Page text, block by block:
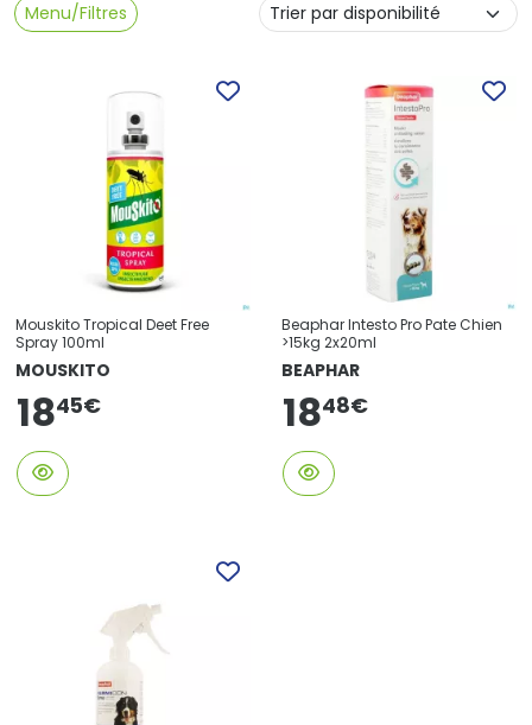
Menu/Filtres
Mouskito Tropical Deet Free
Spray 100ml
MOUSKITO
1845€
Beaphar Intesto Pro Pate Chien
>15kg 2x20ml
BEAPHAR
1848€